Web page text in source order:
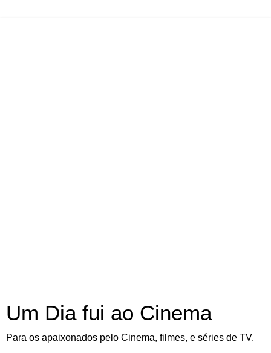
Um Dia fui ao Cinema
Para os apaixonados pelo Cinema, filmes, e séries de TV.